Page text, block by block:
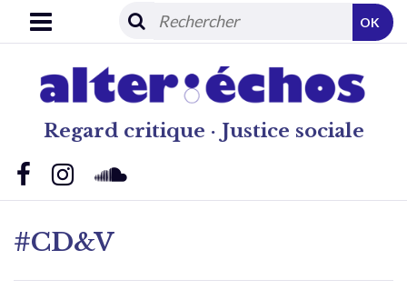
Regard critique · Justice sociale
OK
#CD&V